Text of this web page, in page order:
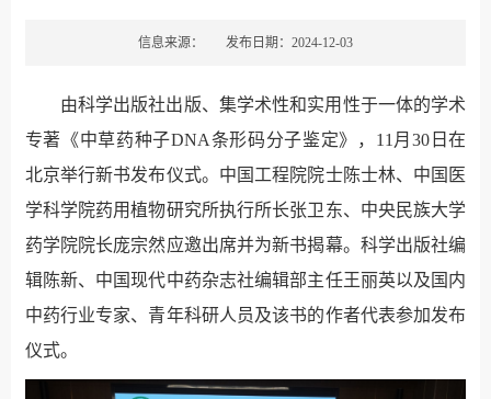
信息来源： 发布日期：2024-12-03
由科学出版社出版、集学术性和实用性于一体的学术
专著《中草药种子DNA条形码分子鉴定》，11月30日在
北京举行新书发布仪式。中国工程院院士陈士林、中国医
学科学院药用植物研究所执行所长张卫东、中央民族大学
药学院院长庞宗然应邀出席并为新书揭幕。科学出版社编
辑陈新、中国现代中药杂志社编辑部主任王丽英以及国内
中药行业专家、青年科研人员及该书的作者代表参加发布
仪式。